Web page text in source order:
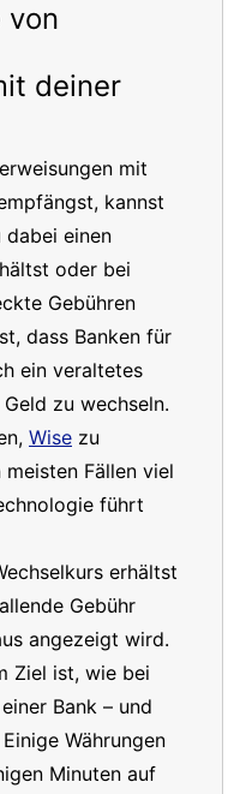
von
deiner
mit
kannst
dabei einen
oder bei
Gebühren
dass Banken für
ein veraltetes
zu wechseln.
Wise zu
Fällen viel
führt
erhältst
Gebühr
angezeigt wird.
Ziel ist, wie bei
Bank – und
Währungen
Minuten auf